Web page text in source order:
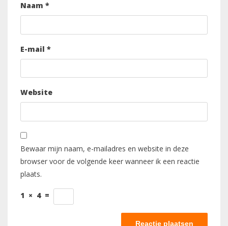
Naam *
E-mail *
Website
Bewaar mijn naam, e-mailadres en website in deze
browser voor de volgende keer wanneer ik een reactie
plaats.
1 × 4 =